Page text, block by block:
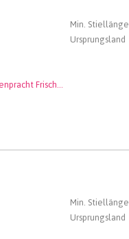
Min. Stiellänge
Ursprungsland
Blütenpracht Frischblumen GmbH
Min. Stiellänge
Ursprungsland